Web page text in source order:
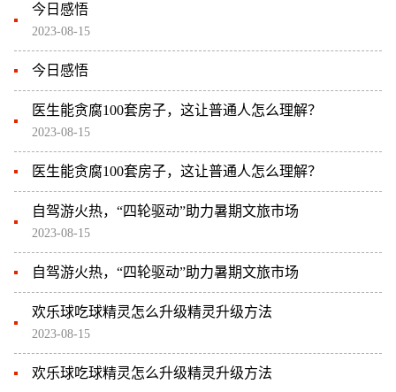
今日感悟
2023-08-15
今日感悟
医生能贪腐100套房子，这让普通人怎么理解？
2023-08-15
医生能贪腐100套房子，这让普通人怎么理解？
自驾游火热，“四轮驱动”助力暑期文旅市场
2023-08-15
自驾游火热，“四轮驱动”助力暑期文旅市场
欢乐球吃球精灵怎么升级精灵升级方法
2023-08-15
欢乐球吃球精灵怎么升级精灵升级方法